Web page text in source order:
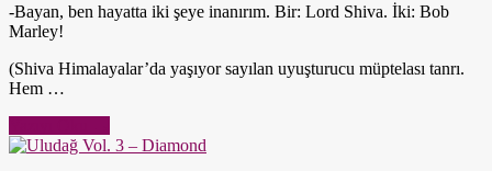
-Bayan, ben hayatta iki şeye inanırım. Bir: Lord Shiva. İki: Bob
Marley!
(Shiva Himalayalar’da yaşıyor sayılan uyuşturucu müptelası tanrı.
Hem …